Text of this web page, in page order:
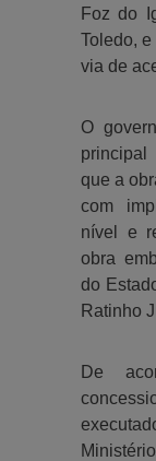
Foz do
Toledo,
via de
O
que a
com
nível e
obra
do
Ratinho
De